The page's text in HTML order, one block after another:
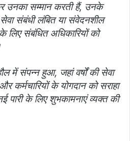
उनका सम्मान करती हैं, उनके
संबंधी लंबित या संवेदनशील
लिए संबंधित अधिकारियों को
में संपन्न हुआ, जहां वर्षों की सेवा
कर्मचारियों के योगदान को सराहा
पारी के लिए शुभकामनाएं व्यक्त की